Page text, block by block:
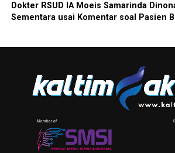
Dokter RSUD IA Moeis Samarinda
Sementara usai Komentar soal Pasien